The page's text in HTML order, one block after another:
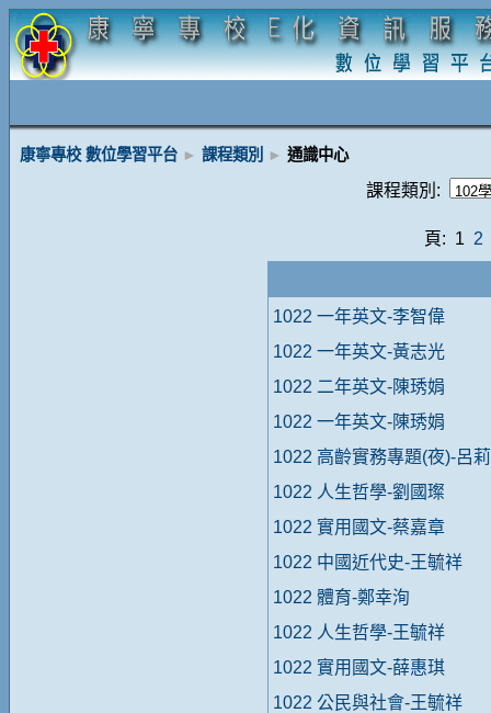
康寧專校 數位學習平台 ► 課程類別 ► 通識中心
課程類別:
頁: 1 2
1022 一年英文-李智偉
1022 一年英文-黃志光
1022 二年英文-陳琇娟
1022 一年英文-陳琇娟
1022 高齡實務專題(夜)-呂
1022 人生哲學-劉國璨
1022 實用國文-蔡嘉章
1022 中國近代史-王毓祥
1022 體育-鄭幸洵
1022 人生哲學-王毓祥
1022 實用國文-薛惠琪
1022 公民與社會-王毓祥